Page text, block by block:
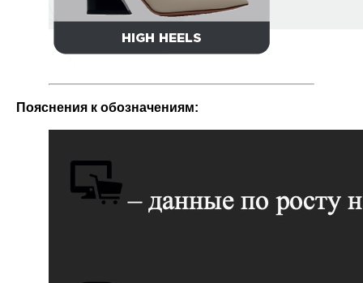
Пояснения к обозначениям: